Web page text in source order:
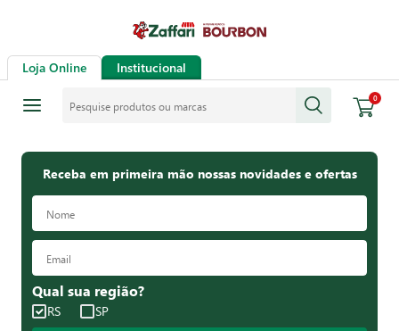
Loja Online Institucional
0
Receba em primeira mão nossas novidades e ofertas
Qual sua região?
RS SP